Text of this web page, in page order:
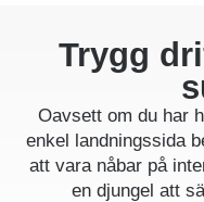
Trygg
Oavsett om du har
enkel landningssida
att vara nåbar på
en djungel att